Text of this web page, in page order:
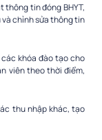
thông tin đóng BHYT,
và chỉnh sửa thông tin
khóa đào tạo cho
viên theo thời điểm,
thu nhập khác, tạo